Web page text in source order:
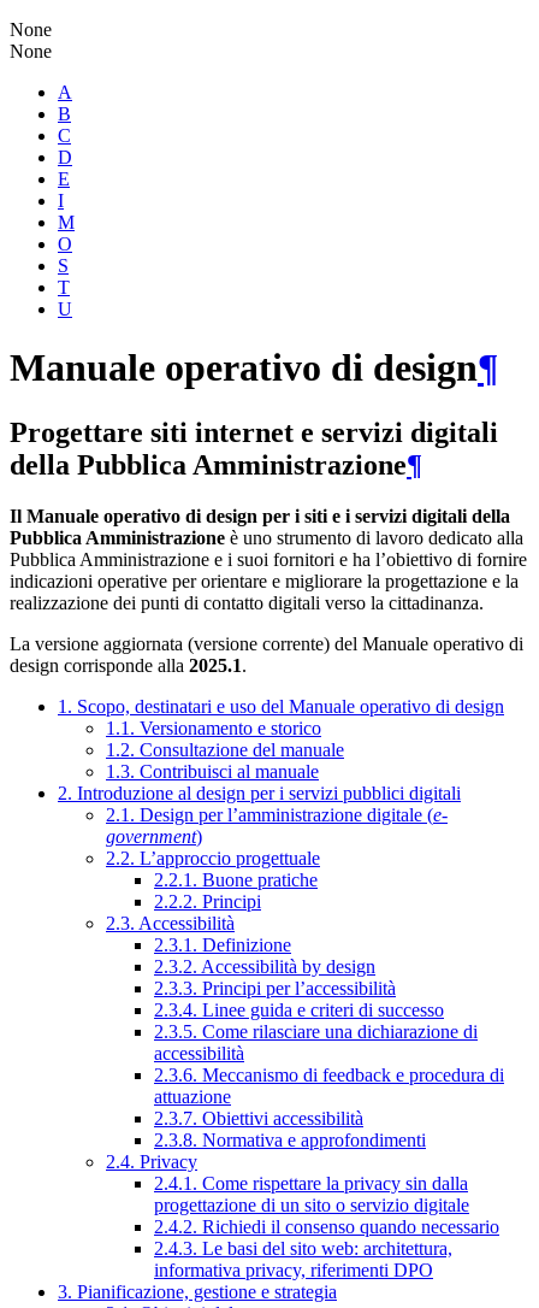
None
None
A
B
C
D
E
I
M
O
S
T
U
Manuale operativo di design¶
Progettare siti internet e servizi digitali
della Pubblica Amministrazione¶
Il Manuale operativo di design per i siti e i servizi digitali della
Pubblica Amministrazione è uno strumento di lavoro dedicato alla
Pubblica Amministrazione e i suoi fornitori e ha l’obiettivo di fornire
indicazioni operative per orientare e migliorare la progettazione e la
realizzazione dei punti di contatto digitali verso la cittadinanza.
La versione aggiornata (versione corrente) del Manuale operativo di
design corrisponde alla 2025.1.
1. Scopo, destinatari e uso del Manuale operativo di design
1.1. Versionamento e storico
1.2. Consultazione del manuale
1.3. Contribuisci al manuale
2. Introduzione al design per i servizi pubblici digitali
2.1. Design per l’amministrazione digitale (e-
government)
2.2. L’approccio progettuale
2.2.1. Buone pratiche
2.2.2. Principi
2.3. Accessibilità
2.3.1. Definizione
2.3.2. Accessibilità by design
2.3.3. Principi per l’accessibilità
2.3.4. Linee guida e criteri di successo
2.3.5. Come rilasciare una dichiarazione di
accessibilità
2.3.6. Meccanismo di feedback e procedura di
attuazione
2.3.7. Obiettivi accessibilità
2.3.8. Normativa e approfondimenti
2.4. Privacy
2.4.1. Come rispettare la privacy sin dalla
progettazione di un sito o servizio digitale
2.4.2. Richiedi il consenso quando necessario
2.4.3. Le basi del sito web: architettura,
informativa privacy, riferimenti DPO
3. Pianificazione, gestione e strategia